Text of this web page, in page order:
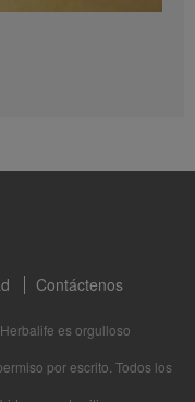
1:06
1:05
Contáctenos
Herbalife es orgulloso
por escrito. Todos los